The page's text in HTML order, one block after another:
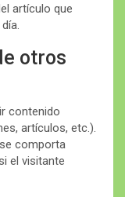
artículo que
otros
contenido
artículos, etc.).
comporta
el visitante